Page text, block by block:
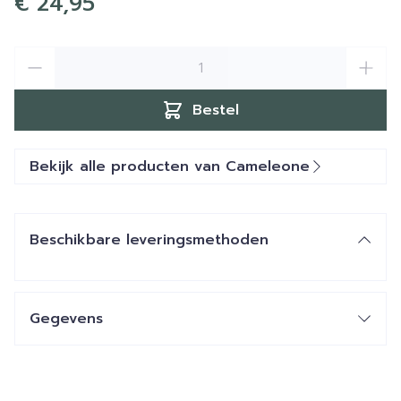
Bestel
Bekijk alle producten van Cameleone
Beschikbare leveringsmethoden
Gegevens